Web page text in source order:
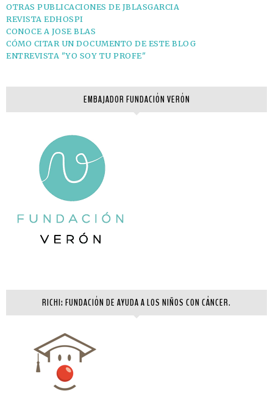
OTRAS PUBLICACIONES DE JBLASGARCIA
REVISTA EDHOSPI
CONOCE A JOSE BLAS
CÓMO CITAR UN DOCUMENTO DE ESTE BLOG
ENTREVISTA "YO SOY TU PROFE"
EMBAJADOR FUNDACIÓN VERÓN
RICHI: FUNDACIÓN DE AYUDA A LOS NIÑOS CON CÁNCER.